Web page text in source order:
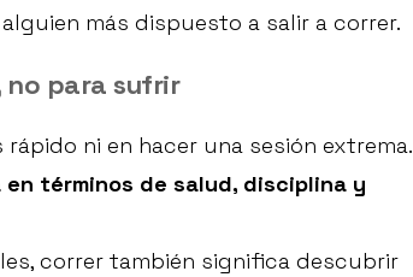
más dispuesto a salir a correr.
para sufrir
ni en hacer una sesión extrema.
términos de salud, disciplina y
correr también significa descubrir